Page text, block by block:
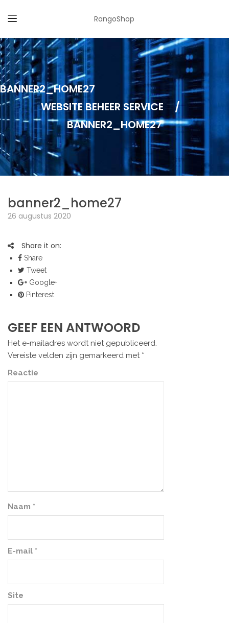
RangoShop
BANNER2_HOME27
WEBSITE BEHEER SERVICE
/
BANNER2_HOME27
banner2_home27
26 augustus 2020
Share it on:
Share
Tweet
Google+
Pinterest
GEEF EEN ANTWOORD
Het e-mailadres wordt niet gepubliceerd.
Vereiste velden zijn gemarkeerd met *
Reactie
Naam *
E-mail *
Site